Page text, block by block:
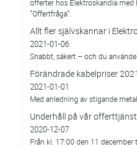
offerter hos Elektroskandia med
”Offertfråga”.
Allt fler självskannar i
2021-01-06
Snabbt, säkert – och du
Förändrade kabelpriser
2021-01-01
Med anledning av stigande
Underhåll på vår offerttjänst
2020-12-07
Från kl. 17:00 den 11 december